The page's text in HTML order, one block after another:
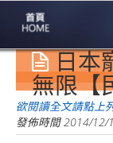
專業豐林
Professional
保險大家談
1386集
日本
無限【
欲閱讀全文請點上
發佈時間2014/12/